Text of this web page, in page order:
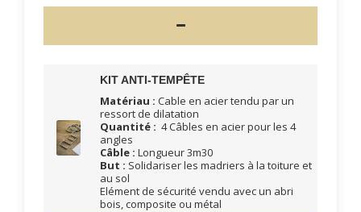
KIT ANTI-TEMPÊTE
Matériau : Cable en acier tendu par un
ressort de dilatation
Quantité : 4 Câbles en acier pour les 4
angles
Câble : Longueur 3m30
But : Solidariser les madriers à la toiture et
au sol
Elément de sécurité vendu avec un abri
bois, composite ou métal